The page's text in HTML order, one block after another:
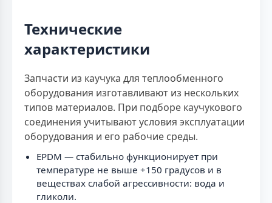
Технические
характеристики
Запчасти из каучука для теплообменного
оборудования изготавливают из нескольких
типов материалов. При подборе каучукового
соединения учитывают условия эксплуатации
оборудования и его рабочие среды.
EPDM — стабильно функционирует при
температуре не выше +150 градусов и в
веществах слабой агрессивности: вода и
гликоли.